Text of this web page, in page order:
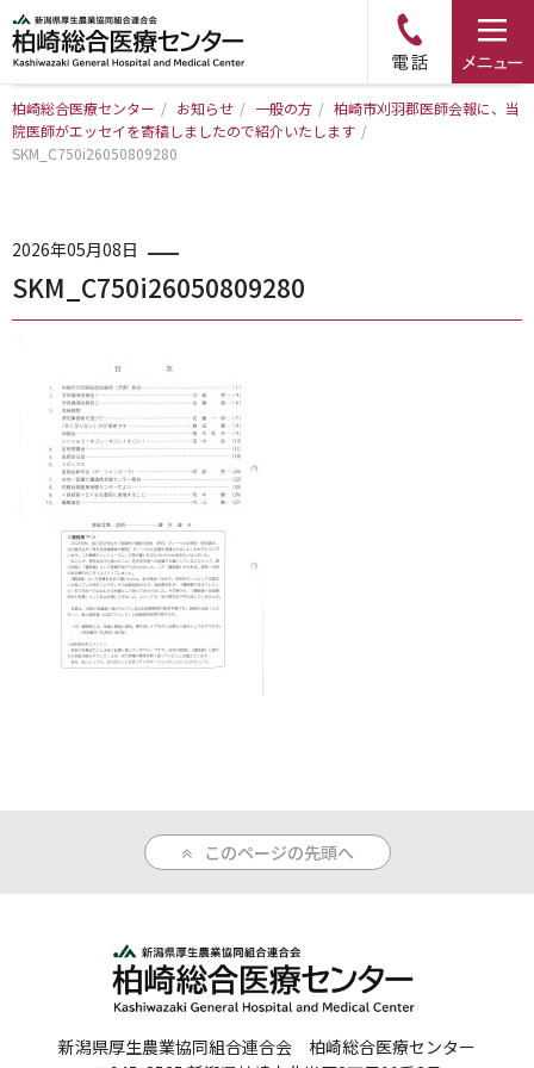
トップページ
診療科・部門のご案内
外来のご案内
入院のご案内
人間ドックのご案内
医療関係者の方へ
反社会的勢力に対する基本方針
サイトマップ
柏崎総合医療センター / お知らせ / 一般の方 / 柏崎市刈羽郡医師会報に、当
院医師がエッセイを寄稿しましたので紹介いたします /
SKM_C750i26050809280
2026年05月08日
SKM_C750i26050809280
このページの先頭へ
新潟県厚生農業協同組合連合会 柏崎総合医療センター